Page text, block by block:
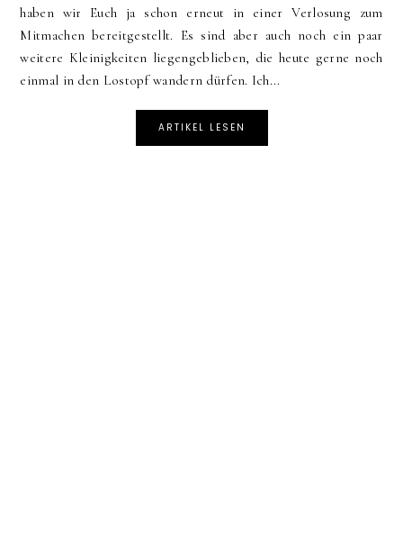
haben wir Euch ja schon erneut in einer Verlosung zum
Mitmachen bereitgestellt. Es sind aber auch noch ein paar
weitere Kleinigkeiten liegengeblieben, die heute gerne noch
einmal in den Lostopf wandern dürfen. Ich...
ARTIKEL LESEN